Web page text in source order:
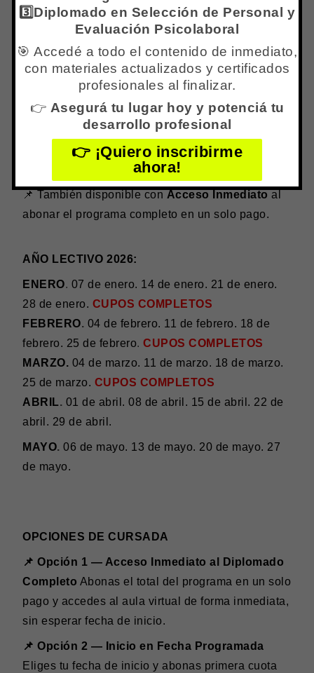
🎯Certificarte con aval internacionala través
del Centro IPPC TREC, único Centro de
Entrenamiento Acreditado por IAREBT en
Argentina e Iberoamérica.
AÑO LECTIVO 2026
📌 Los miércoles de cada semana comienza un
📌 También disponible con Acceso Inmediato al
abonar el programa completo en un solo pago.
AÑO LECTIVO 2026:
ENERO. 07 de enero. 14 de enero. 21 de enero.
28 de enero. CUPOS COMPLETOS
FEBRERO. 04 de febrero. 11 de febrero. 18 de
febrero. 25 de febrero.CUPOS COMPLETOS
MARZO. 04 de marzo. 11 de marzo. 18 de marzo.
25 de marzo. CUPOS COMPLETOS
ABRIL. 01 de abril. 08 de abril. 15 de abril. 22 de
abril. 29 de abril.
MAYO. 06 de mayo. 13 de mayo. 20 de mayo. 27
de mayo.
OPCIONES DE CURSADA
📌 Opción 1 — Acceso Inmediato al Diplomado
Completo Abonas el total del programa en un solo
pago y accedes al aula virtual de forma inmediata,
sin esperar fecha de inicio.
📌 Opción 2 — Inicio en Fecha Programada
Eliges tu fecha de inicio y abonas primera cuota
3️⃣Diplomado en Selección de Personal y
Evaluación Psicolaboral
🎯 Accedé a todo el contenido de inmediato,
con materiales actualizados y certificados
profesionales al finalizar.
👉 Asegurá tu lugar hoy y potenciá tu
desarrollo profesional
👉 ¡Quiero inscribirme
ahora!